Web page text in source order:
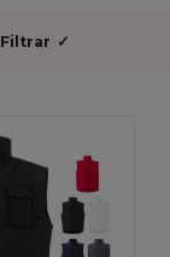
Filtrar ✓